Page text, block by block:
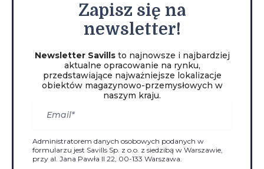
Zapisz się na
newsletter!
Newsletter Savillsto najnowsze i najbardziej
aktualne opracowanie na rynku,
przedstawiające najważniejsze lokalizacje
obiektów magazynowo-przemysłowych w
naszym kraju.
Administratorem danych osobowych podanych w
formularzu jest Savills Sp. z o.o. z siedzibą w Warszawie,
przy al. Jana Pawła II 22, 00-133 Warszawa.